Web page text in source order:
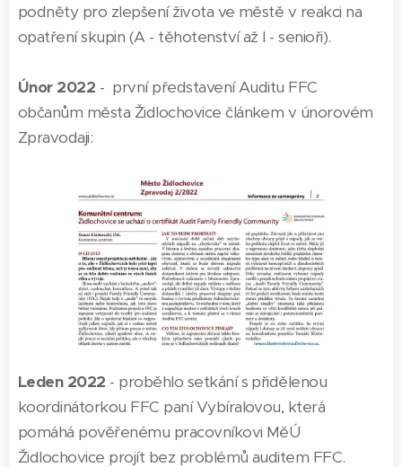
podněty pro zlepšení života ve městě v reakci na
opatření skupin (A - těhotenství až I - senioři).
Únor 2022 - první představení Auditu FFC
občanům města Židlochovice článkem v únorovém
Zpravodaji:
Leden 2022 - proběhlo setkání s přidělenou
koordinátorkou FFC paní Vybíralovou, která
pomáhá pověřenému pracovníkovi MěÚ
Židlochovice projít bez problémů auditem FFC.